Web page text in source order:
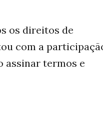
os direitos de
com a
assinar termos e